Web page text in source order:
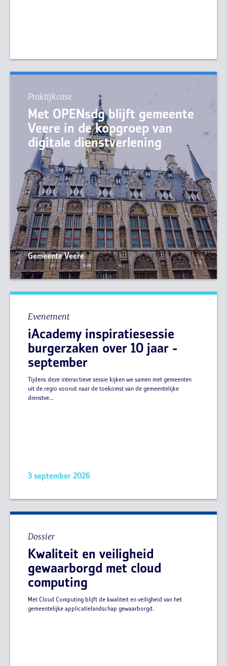
Praktijkcase
Met OPENsdg blijft gemeente
Veere in de kopgroep van
digitale dienstverlening
Gemeente Veere
Evenement
iAcademy inspiratiesessie
burgerzaken over 10 jaar -
september
Tijdens deze interactieve sessie kijken we samen met gemeenten
uit de regio vooruit naar de toekomst van de gemeentelijke
dienstve...
3 september 2026
Dossier
Kwaliteit en veiligheid
gewaarborgd met cloud
computing
Met Cloud Computing blijft de kwaliteit en veiligheid van het
gemeentelijke applicatielandschap gewaarborgd.